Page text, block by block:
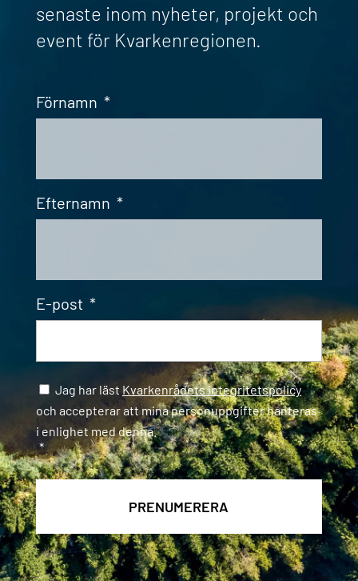
senaste inom nyheter, projekt och
event för Kvarkenregionen.
Förnamn *
Efternamn *
E-post *
Samtycke *
Jag har läst Kvarkenrådets integritetspolicy
och accepterar att mina personuppgifter hanteras
i enlighet med denna.
*